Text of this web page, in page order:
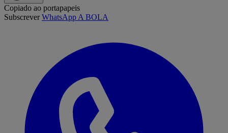
Copiado ao portapapeis
SubscreverWhatsApp A BOLA